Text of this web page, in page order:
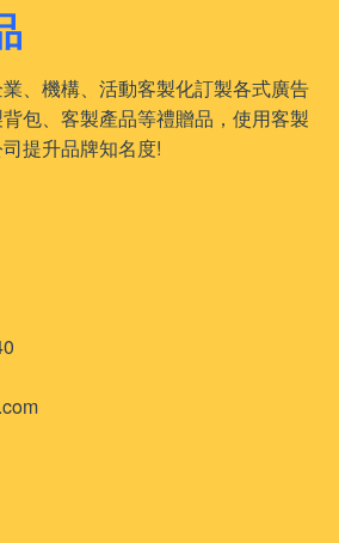
、機構、活動客製化訂製各式廣告
包、客製產品等禮贈品，使用客製
提升品牌知名度!